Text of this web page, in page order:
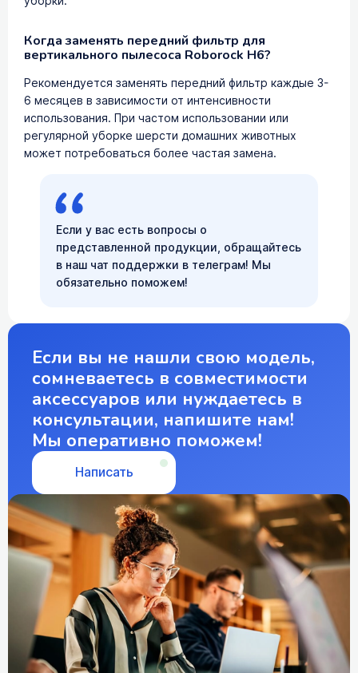
Когда заменять передний фильтр для
вертикального пылесоса Roborock H6?
Рекомендуется заменять передний фильтр каждые 3-
6 месяцев в зависимости от интенсивности
использования. При частом использовании или
регулярной уборке шерсти домашних животных
может потребоваться более частая замена.
Если у вас есть вопросы о
представленной продукции, обращайтесь
в наш чат поддержки в телеграм! Мы
обязательно поможем!
Если вы не нашли свою модель,
сомневаетесь в совместимости
аксессуаров или нуждаетесь в
консультации, напишите нам!
Мы оперативно поможем!
Написать